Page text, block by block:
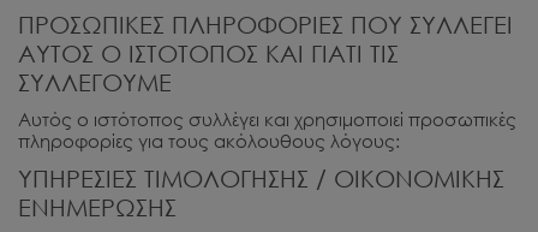
ΠΡΟΣΩΠΙΚΕΣ ΠΛΗΡΟΦΟΡΙΕΣ ΠΟΥ ΣΥΛΛΕΓΕΙ
ΑΥΤΟΣ Ο ΙΣΤΟΤΟΠΟΣ ΚΑΙ ΓΙΑΤΙ ΤΙΣ
ΣΥΛΛΕΓΟΥΜΕ
Αυτός ο ιστότοπος συλλέγει και χρησιμοποιεί προσωπικές
πληροφορίες για τους ακόλουθους λόγους:
ΥΠΗΡΕΣΙΕΣ ΤΙΜΟΛΟΓΗΣΗΣ / ΟΙΚΟΝΟΜΙΚΗΣ
ΕΝΗΜΕΡΩΣΗΣ